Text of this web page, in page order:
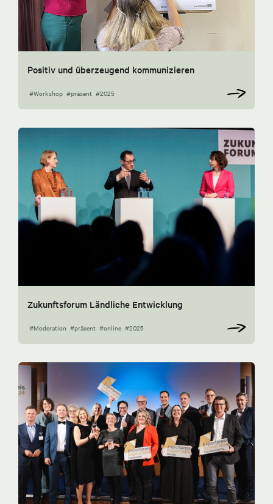
Positiv und überzeugend kommunizieren
#Workshop #präsent #2025
Zukunftsforum Ländliche Entwicklung
#Moderation #präsent #online #2025